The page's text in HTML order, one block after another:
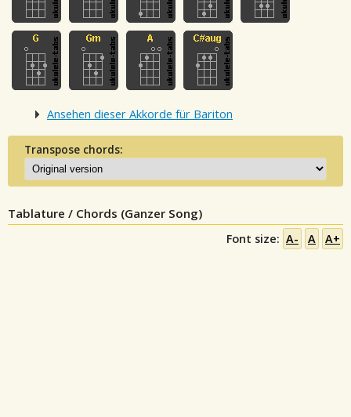
Ansehen dieser Akkorde für Bariton
Transpose chords:
Tablature / Chords (Ganzer Song)
Font size: A- A A+